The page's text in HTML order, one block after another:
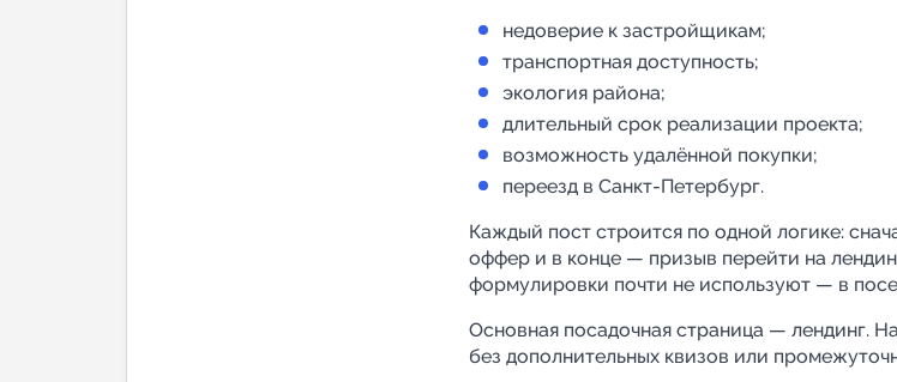
недоверие к застройщикам;
транспортная доступность;
экология района;
длительный срок реализации проекта;
возможность удалённой покупки;
переезд в Санкт-Петербург.
Каждый пост строится по одной логике:
оффер и в конце — призыв перейти на
формулировки почти не используют — в
Основная посадочная страница — лендинг.
без дополнительных квизов или